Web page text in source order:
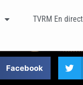
TVRM En direct
Facebook